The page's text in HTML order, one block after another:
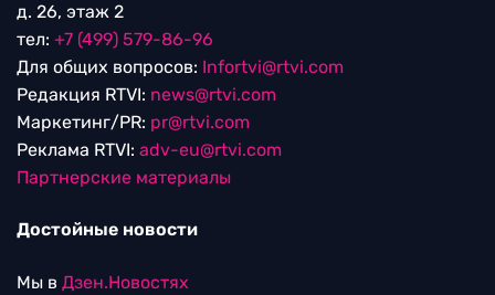
д. 26, этаж 2
тел: +7 (499) 579-86-96
Для общих вопросов: Infortvi@rtvi.com
Редакция RTVI: news@rtvi.com
Маркетинг/PR: pr@rtvi.com
Реклама RTVI: adv-eu@rtvi.com
Партнерские материалы
Достойные новости
Мы в Дзен.Новостях